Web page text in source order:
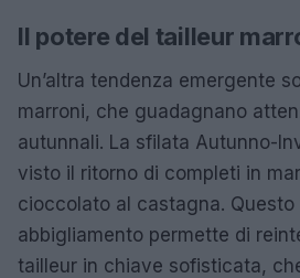
Il potere del tailleur
Un’altra tendenza emergente
marroni, che guadagnano
autunnali. La sfilata Autunno-
visto il ritorno di completi in
cioccolato al castagna. Questo
abbigliamento permette di
tailleur in chiave sofisticata,